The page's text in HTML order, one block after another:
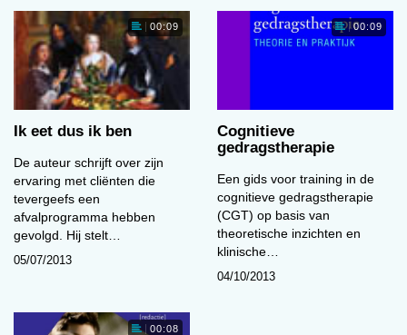
00:09
Ik eet dus ik ben
De auteur schrijft over zijn
ervaring met cliënten die
tevergeefs een
afvalprogramma hebben
gevolgd. Hij stelt…
05/07/2013
00:09
Cognitieve
gedragstherapie
Een gids voor training in de
cognitieve gedragstherapie
(CGT) op basis van
theoretische inzichten en
klinische…
04/10/2013
00:08